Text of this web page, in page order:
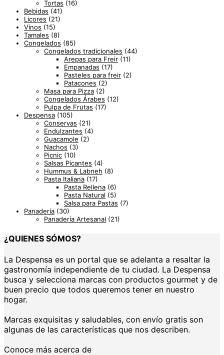
Tortas (16)
Bebidas (41)
Licores (21)
Vinos (15)
Tamales (8)
Congelados (85)
Congelados tradicionales (44)
Arepas para Freir (11)
Empanadas (17)
Pasteles para freir (2)
Patacones (2)
Masa para Pizza (2)
Congelados Árabes (12)
Pulpa de Frutas (17)
Despensa (105)
Conservas (21)
Endulzantes (4)
Guacamole (2)
Nachos (3)
Picnic (10)
Salsas Picantes (4)
Hummus & Labneh (8)
Pasta Italiana (17)
Pasta Rellena (6)
Pasta Natural (5)
Salsa para Pastas (7)
Panadería (30)
Panadería Artesanal (21)
¿QUIENES SÓMOS?
La Despensa es un portal que se adelanta a resaltar la
gastronomía independiente de tu ciudad. La Despensa
busca y selecciona marcas con productos gourmet y de
buen precio que todos queremos tener en nuestro
hogar.
Marcas exquisitas y saludables, con envío gratis son
algunas de las características que nos describen.
Conoce más acerca de